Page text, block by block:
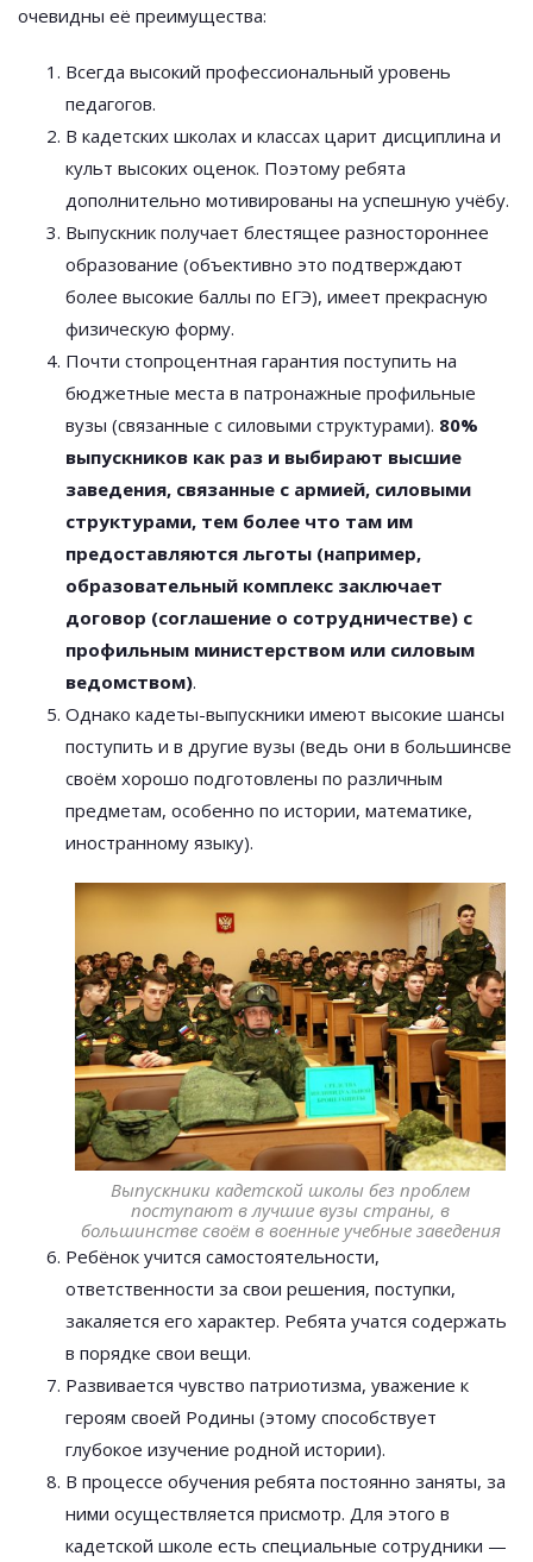
очевидны её преимущества:
Всегда высокий профессиональный уровень
педагогов.
В кадетских школах и классах царит дисциплина и
культ высоких оценок. Поэтому ребята
дополнительно мотивированы на успешную учёбу.
Выпускник получает блестящее разностороннее
образование (объективно это подтверждают
более высокие баллы по ЕГЭ), имеет прекрасную
физическую форму.
Почти стопроцентная гарантия поступить на
бюджетные места в патронажные профильные
вузы (связанные с силовыми структурами). 80%
выпускников как раз и выбирают высшие
заведения, связанные с армией, силовыми
структурами, тем более что там им
предоставляются льготы (например,
образовательный комплекс заключает
договор (соглашение о сотрудничестве) с
профильным министерством или силовым
ведомством).
Однако кадеты-выпускники имеют высокие шансы
поступить и в другие вузы (ведь они в большинсве
своём хорошо подготовлены по различным
предметам, особенно по истории, математике,
иностранному языку).
Выпускники кадетской школы без проблем
поступают в лучшие вузы страны, в
большинстве своём в военные учебные заведения
Ребёнок учится самостоятельности,
ответственности за свои решения, поступки,
закаляется его характер. Ребята учатся содержать
в порядке свои вещи.
Развивается чувство патриотизма, уважение к
героям своей Родины (этому способствует
глубокое изучение родной истории).
В процессе обучения ребята постоянно заняты, за
ними осуществляется присмотр. Для этого в
кадетской школе есть специальные сотрудники —